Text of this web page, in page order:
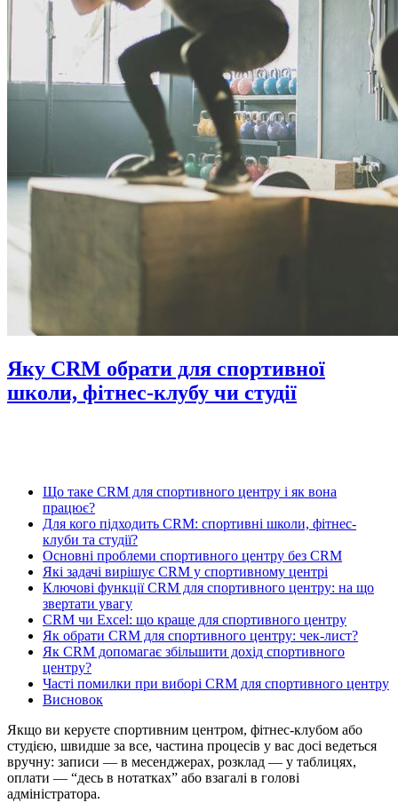
Яку CRM обрати для спортивної
школи, фітнес-клубу чи студії
Що таке CRM для спортивного центру і як вона
працює?
Для кого підходить CRM: спортивні школи, фітнес-
клуби та студії?
Основні проблеми спортивного центру без CRM
Які задачі вирішує CRM у спортивному центрі
Ключові функції CRM для спортивного центру: на що
звертати увагу
CRM чи Excel: що краще для спортивного центру
Як обрати CRM для спортивного центру: чек-лист?
Як CRM допомагає збільшити дохід спортивного
центру?
Часті помилки при виборі CRM для спортивного центру
Висновок
Якщо ви керуєте спортивним центром, фітнес-клубом або
студією, швидше за все, частина процесів у вас досі ведеться
вручну: записи — в месенджерах, розклад — у таблицях,
оплати — “десь в нотатках” або взагалі в голові
адміністратора.